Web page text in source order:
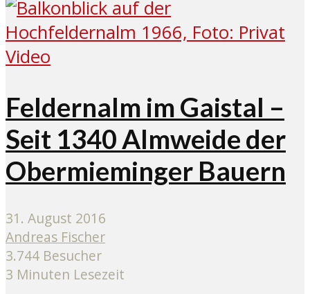
Video
Feldernalm im Gaistal –
Seit 1340 Almweide der
Obermieminger Bauern
31. August 2016
Andreas Fischer
3.744 Besucher
3 Minuten Lesezeit